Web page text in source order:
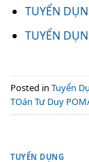
TUYỂN
TUYỂN
Posted in Tuyển
TOán Tư Duy
TUYỂN DỤNG